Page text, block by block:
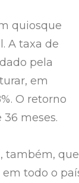
quiosque
A taxa de
pela
em
O retorno
meses.
também, que
todo o